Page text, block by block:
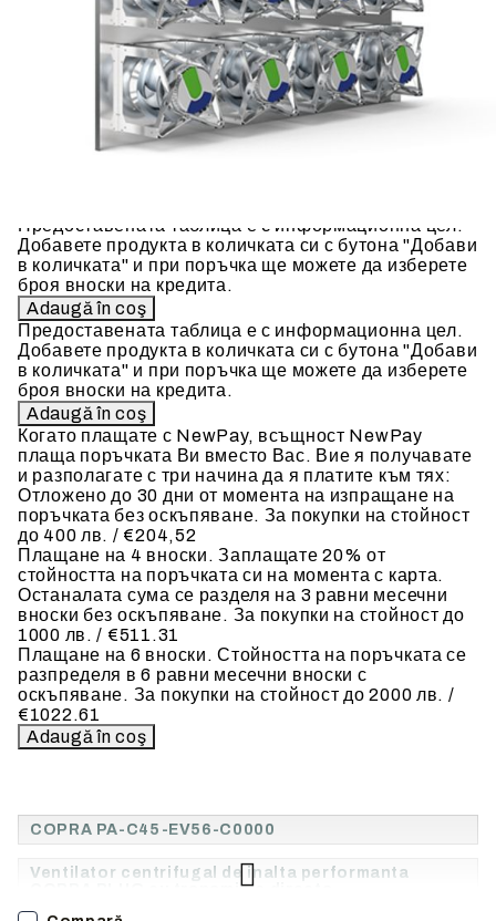
COPRA PA-C45 -EV56-C0000
Ventilator centrifugal de inalta performanta
COPRA PLUG cu transmisie directa
Предоставената таблица е с информационна цел.
Добавете продукта в количката си с бутона "Добави
в количката" и при поръчка ще можете да изберете
броя вноски на кредита.
Предоставената таблица е с информационна цел.
Добавете продукта в количката си с бутона "Добави
Предоставената таблица е с информационна цел.
Добавете продукта в количката си с бутона "Добави
в количката" и при поръчка ще можете да изберете
броя вноски на кредита.
Предоставената таблица е с информационна цел.
Добавете продукта в количката си с бутона "Добави
в количката" и при поръчка ще можете да изберете
броя вноски на кредита.
Когато плащате с NewPay, всъщност NewPay
плаща поръчката Ви вместо Вас. Вие я получавате
и разполагате с три начина да я платите към тях:
Отложено до 30 дни от момента на изпращане на
поръчката без оскъпяване. За покупки на стойност
до 400 лв. / €204,52
Плащане на 4 вноски. Заплащате 20% от
стойността на поръчката си на момента с карта.
Останалата сума се разделя на 3 равни месечни
вноски без оскъпяване. За покупки на стойност до
1000 лв. / €511.31
Плащане на 6 вноски. Стойността на поръчката се
разпределя в 6 равни месечни вноски с
оскъпяване. За покупки на стойност до 2000 лв. /
€1022.61